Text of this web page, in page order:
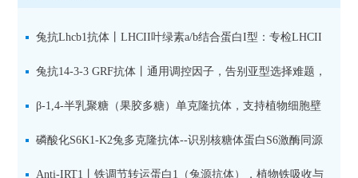
兔抗Lhcb1抗体丨LHCII叶绿素a/b结合蛋白I型：专检LHCII
中含量丰富的捕光蛋白
兔抗14-3-3 GRF抗体丨通用调控因子，告别亚型选择难题，
全面捕获植物信号转导枢纽蛋白
β-1,4-半乳聚糖（果胶多糖）单克隆抗体，支持植物细胞壁
果胶多糖精细结构解析
磷酸化S6K1-K2兔多克隆抗体--识别核糖体蛋白S6激酶同源
蛋白1-2的激活状态
Anti-IRT1丨铁调节转运蛋白1（兔源抗体），植物铁吸收与